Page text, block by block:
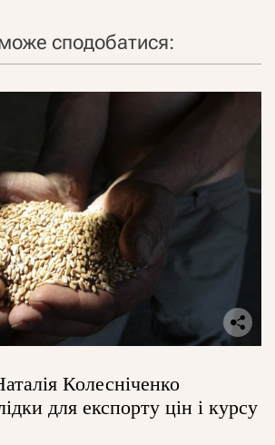
сподобатися:
Колесніченко
для експорту цін і курсу